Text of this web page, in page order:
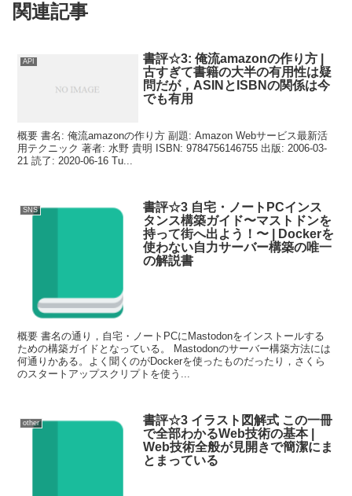
関連記事
API
書評☆3: 俺流amazonの作り方 |
古すぎて書籍の大半の有用性は疑
問だが，ASINとISBNの関係は今
でも有用
概要 書名: 俺流amazonの作り方 副題: Amazon Webサービス最新活
用テクニック 著者: 水野 貴明 ISBN: 9784756146755 出版: 2006-03-
21 読了: 2020-06-16 Tu...
SNS
書評☆3 自宅・ノートPCインス
タンス構築ガイド〜マストドンを
持って街へ出よう！〜 | Dockerを
使わない自力サーバー構築の唯一
の解説書
概要 書名の通り，自宅・ノートPCにMastodonをインストールする
ための構築ガイドとなっている。 Mastodonのサーバー構築方法には
何通りかある。よく聞くのがDockerを使ったものだったり，さくら
のスタートアップスクリプトを使う...
other
書評☆3 イラスト図解式 この一冊
で全部わかるWeb技術の基本 |
Web技術全般が見開きで簡潔にま
とまっている